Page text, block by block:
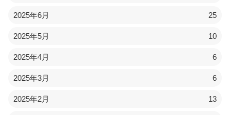
2025年6月 25
2025年5月 10
2025年4月 6
2025年3月 6
2025年2月 13